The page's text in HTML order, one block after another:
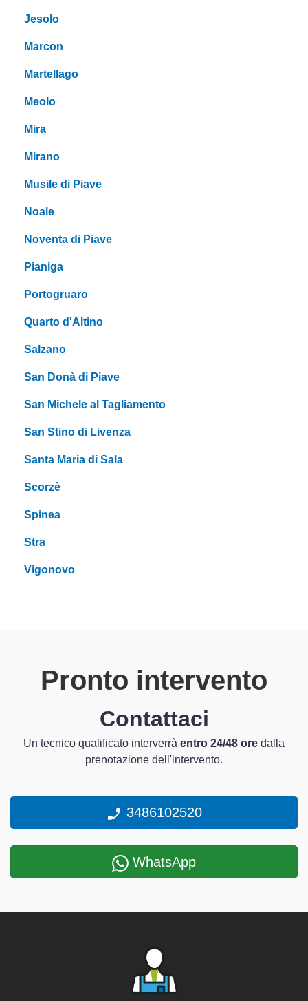
Jesolo
Marcon
Martellago
Meolo
Mira
Mirano
Musile di Piave
Noale
Noventa di Piave
Pianiga
Portogruaro
Quarto d'Altino
Salzano
San Donà di Piave
San Michele al Tagliamento
San Stino di Livenza
Santa Maria di Sala
Scorzè
Spinea
Stra
Vigonovo
Pronto intervento
Contattaci
Un tecnico qualificato interverrà entro 24/48 ore dalla
prenotazione dell'intervento.
3486102520
WhatsApp